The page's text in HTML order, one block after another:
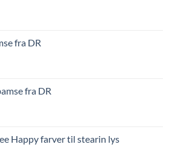
fra DR
fra DR
Happy farver til stearin lys